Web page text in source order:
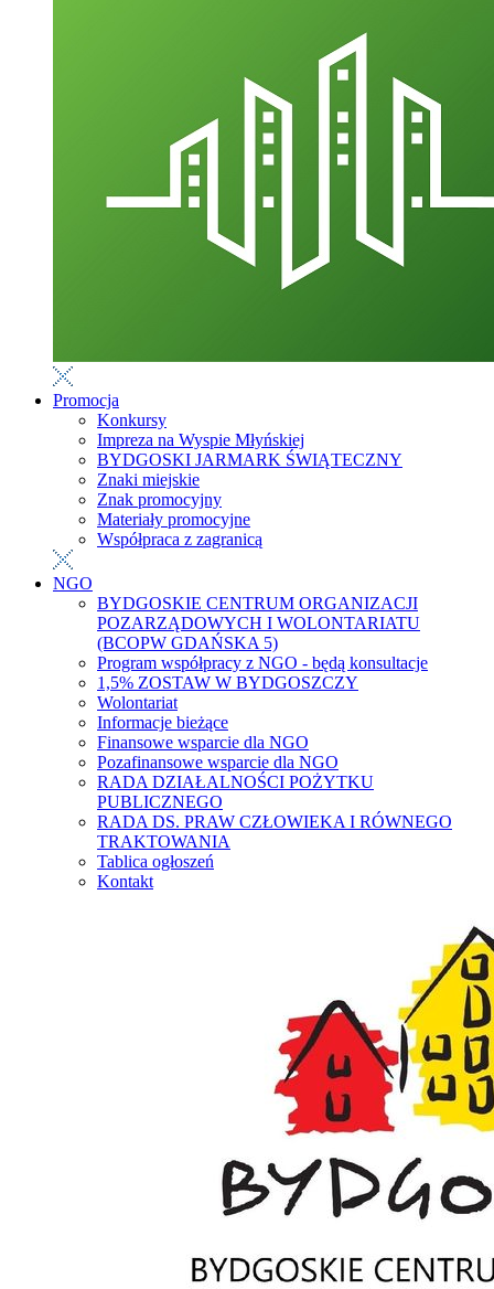
Promocja
Konkursy
Impreza na Wyspie Młyńskiej
BYDGOSKI JARMARK ŚWIĄTECZNY
Znaki miejskie
Znak promocyjny
Materiały promocyjne
Współpraca z zagranicą
NGO
BYDGOSKIE CENTRUM ORGANIZACJI
POZARZĄDOWYCH I WOLONTARIATU
(BCOPW GDAŃSKA 5)
Program współpracy z NGO - będą konsultacje
1,5% ZOSTAW W BYDGOSZCZY
Wolontariat
Informacje bieżące
Finansowe wsparcie dla NGO
Pozafinansowe wsparcie dla NGO
RADA DZIAŁALNOŚCI POŻYTKU
PUBLICZNEGO
RADA DS. PRAW CZŁOWIEKA I RÓWNEGO
TRAKTOWANIA
Tablica ogłoszeń
Kontakt